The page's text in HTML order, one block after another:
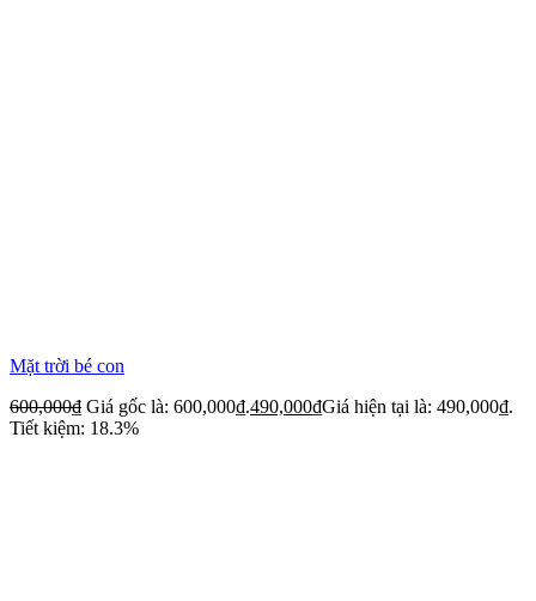
Mặt trời bé con
600,000₫ Giá gốc là: 600,000₫.490,000₫Giá hiện tại là: 490,000₫.
Tiết kiệm: 18.3%